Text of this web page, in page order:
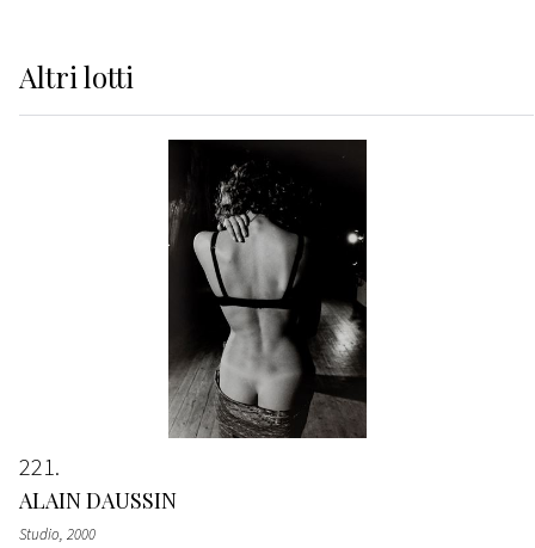
Altrilotti
221
ALAIN DAUSSIN
Studio, 2000